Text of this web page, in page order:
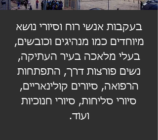
בעקבות אנשי רוח וסיורי נושא
מיוחדים כמו מנהיגים וכובשים,
בעלי מלאכה בעיר העתיקה,
נשים פורצות דרך, התפתחות
הרפואה, סיורים קולינאריים,
סיורי סליחות, סיורי חנוכיות
ועוד.